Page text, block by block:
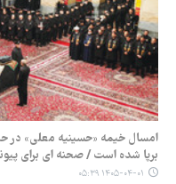
امسال خیمه‌ «حسینیه معلی» در
برپا شده است / صحنه ای برای
۱۴۰۵-۰۴-۰۱ ۰۵:۳۹